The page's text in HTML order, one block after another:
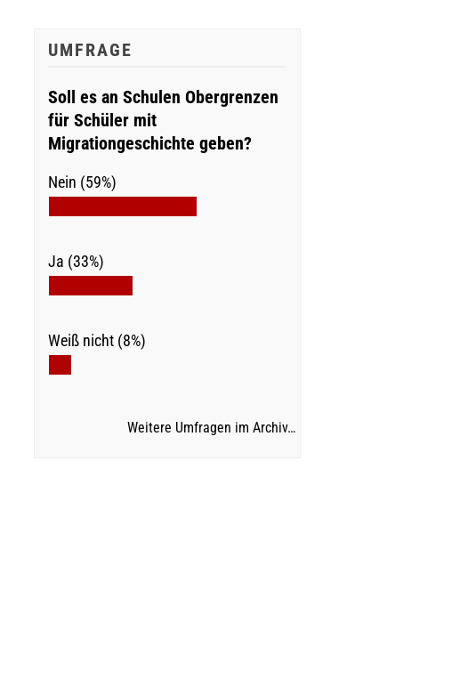
UMFRAGE
Soll es an Schulen Obergrenzen
für Schüler mit
Migrationgeschichte geben?
Nein (59%)
Ja (33%)
Weiß nicht (8%)
Weitere Umfragen im Archiv…